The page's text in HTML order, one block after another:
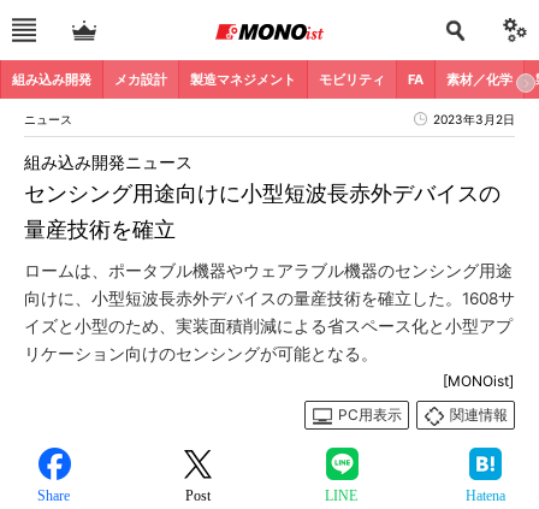
組み込み開発 メカ設計 製造マネジメント モビリティ FA 素材／化学
ニュース 2023年3月2日
センシング用途向けに小型短波長赤外デバイスの
量産技術を確立
組み込み開発ニュース
ロームは、ポータブル機器やウェアラブル機器のセンシング用途
向けに、小型短波長赤外デバイスの量産技術を確立した。1608サ
イズと小型のため、実装面積削減による省スペース化と小型アプ
リケーション向けのセンシングが可能となる。
[MONOist]
PC用表示
関連情報
Share Post LINE Hatena